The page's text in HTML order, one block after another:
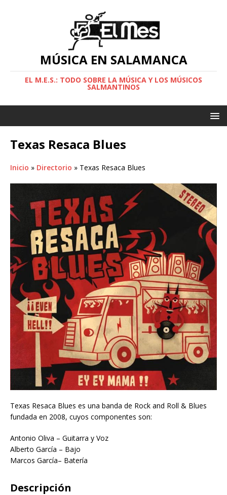
MÚSICA EN SALAMANCA
EL M.E.S.: TODO SOBRE LA MÚSICA Y LOS MÚSICOS
SALMANTINOS
Texas Resaca Blues
Inicio » Directorio » Texas Resaca Blues
Texas Resaca Blues es una banda de Rock and Roll & Blues
fundada en 2008, cuyos componentes son:
Antonio Oliva – Guitarra y Voz
Alberto García – Bajo
Marcos García– Batería
Descripción